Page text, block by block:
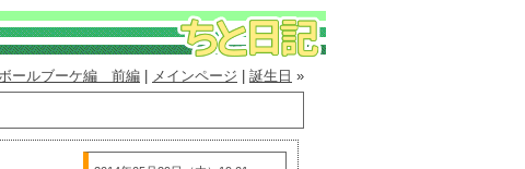
ールブーケ編 前編 メインページ 誕生日 »